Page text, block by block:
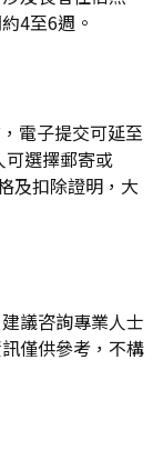
4至6週。
電子提交可延至
選擇郵寄或
及扣除證明，大
議咨詢專業人士
僅供參考，不構